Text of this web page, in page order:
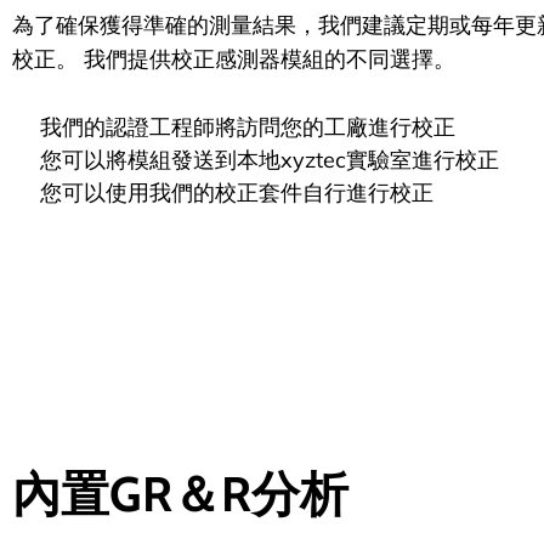
為了確保獲得準確的測量結果，我們建議定期或每年更
校正。 我們提供校正感測器模組的不同選擇。
我們的認證工程師將訪問您的工廠進行校正
您可以將模組發送到本地xyztec實驗室進行校正
您可以使用我們的校正套件自行進行校正
內置GR＆R分析